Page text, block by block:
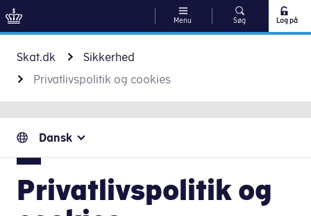
Gå til indhold
Menu Søg Log på
Skat.dk
Sikkerhed
Privatlivspolitik og cookies
Dansk
Privatlivspolitik og